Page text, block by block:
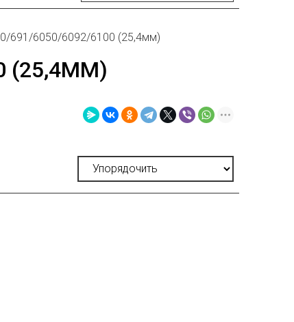
691/6050/6092/6100 (25,4мм)
(25,4ММ)